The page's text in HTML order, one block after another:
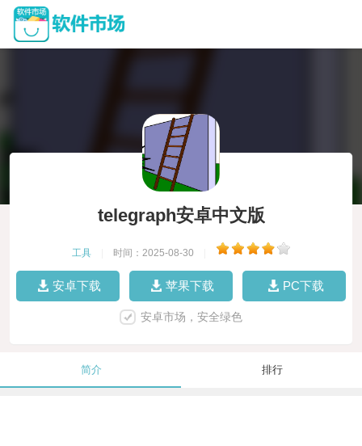
telegraph安卓中文版
工具 时间：2025-08-30
安卓下载 苹果下载 PC下载
安卓市场，安全绿色
简介 排行